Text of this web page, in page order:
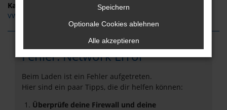
Kategorie
VW Tageszulassung Harzkreis
Fehler: Network Error
Beim Laden ist ein Fehler aufgetreten.
Hier sind ein paar Tipps, die dir helfen können:
Überprüfe deine Firewall und deine
Speichern
Optionale Cookies ablehnen
Alle akzeptieren